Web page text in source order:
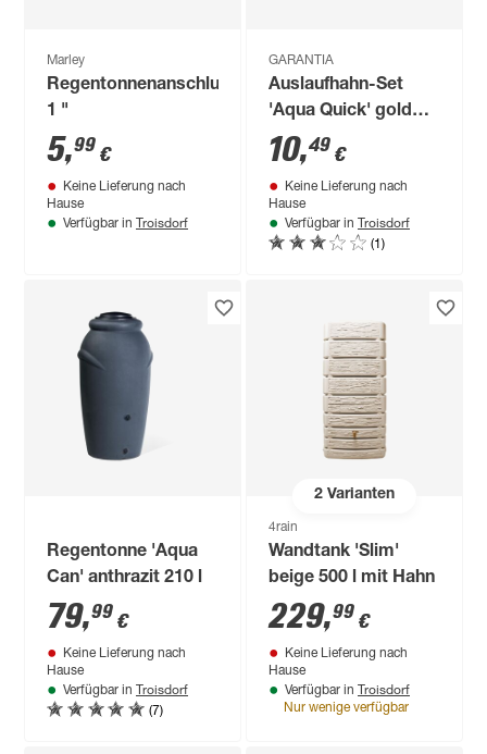
Marley
Regentonnenanschluss
1 "
5,99 €
Keine Lieferung nach
Hause
Verfügbar in Troisdorf
GARANTIA
Auslaufhahn-Set
'Aqua Quick' gold
Kunststoff 4-teilig
10,49 €
Keine Lieferung nach
Hause
Verfügbar in Troisdorf
(1)
Regentonne 'Aqua
Can' anthrazit 210 l
79,99 €
Keine Lieferung nach
Hause
Verfügbar in Troisdorf
(7)
2Varianten
4rain
Wandtank 'Slim'
beige 500 l mit Hahn
229,99 €
Keine Lieferung nach
Hause
Verfügbar in Troisdorf
Nur wenige verfügbar